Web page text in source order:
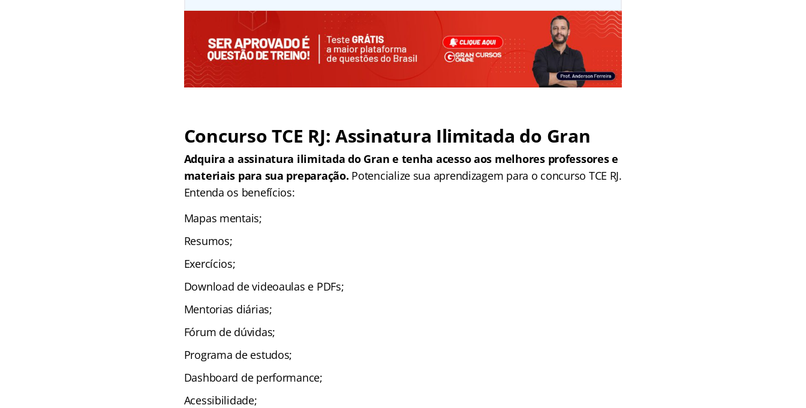
Concurso TCE RJ: Assinatura Ilimitada do Gran
Adquira a assinatura ilimitada do Gran e tenha acesso aos melhores professores e
materiais para sua preparação. Potencialize sua aprendizagem para o concurso TCE RJ.
Entenda os benefícios:
Mapas mentais;
Resumos;
Exercícios;
Download de videoaulas e PDFs;
Mentorias diárias;
Fórum de dúvidas;
Programa de estudos;
Dashboard de performance;
Acessibilidade;